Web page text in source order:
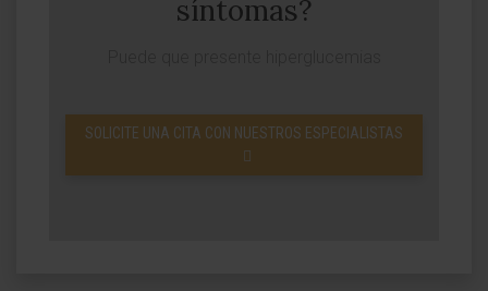
síntomas?
SOLICITE UNA CITA CON NUESTROS ESPECIALISTAS